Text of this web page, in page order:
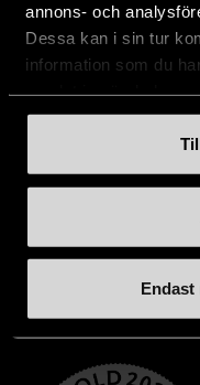
annons- och
Dessa kan i sin tur
information som du
Endast
Plusgiro: 900351-8